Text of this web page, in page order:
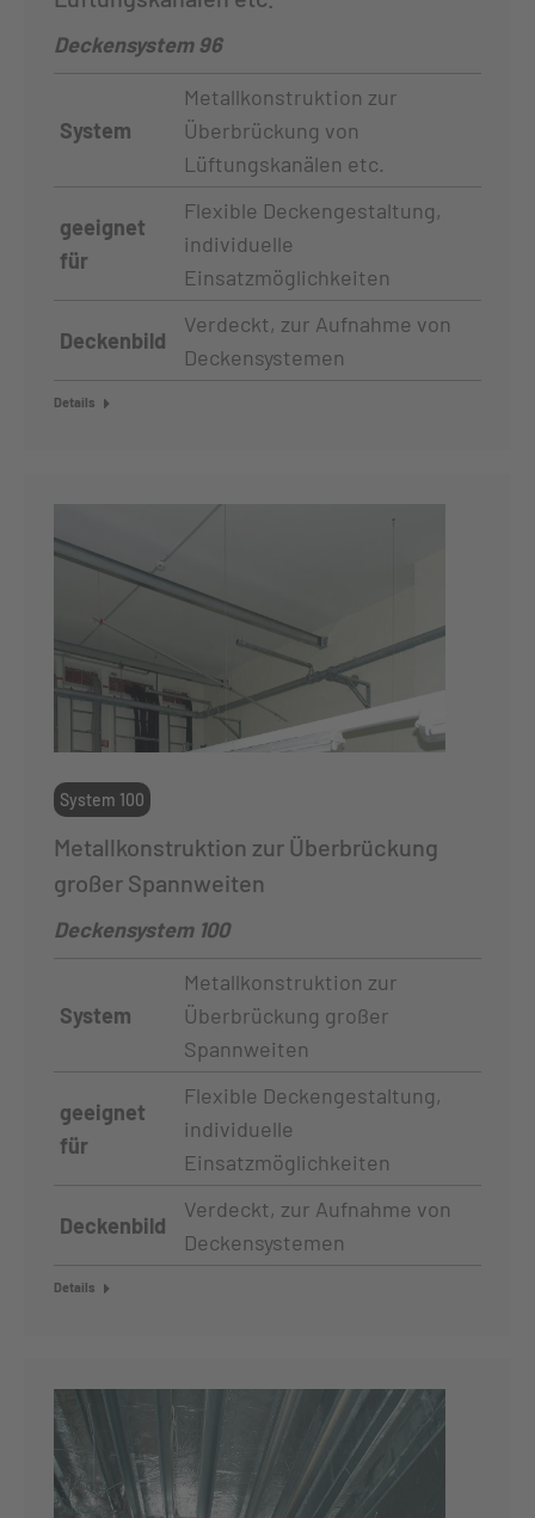
Deckensystem 96
System
Metallkonstruktion zur
Überbrückung von
Lüftungskanälen etc.
geeignet
für
Flexible Deckengestaltung,
individuelle
Einsatzmöglichkeiten
Deckenbild
Verdeckt, zur Aufnahme von
Deckensystemen
Details
System 100
Metallkonstruktion zur Überbrückung
großer Spannweiten
Deckensystem 100
System
Metallkonstruktion zur
Überbrückung großer
Spannweiten
geeignet
für
Flexible Deckengestaltung,
individuelle
Einsatzmöglichkeiten
Deckenbild
Verdeckt, zur Aufnahme von
Deckensystemen
Details